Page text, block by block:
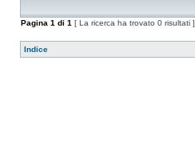
Pagina 1 di 1 [ La ricerca ha trovato 0 risultati ]
Indice